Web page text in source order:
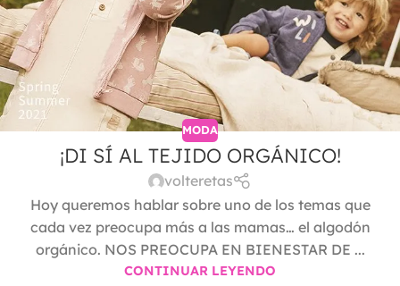
MODA
¡DI SÍ AL TEJIDO ORGÁNICO!
volteretas
Hoy queremos hablar sobre uno de los temas que
cada vez preocupa más a las mamas… el algodón
orgánico. NOS PREOCUPA EN BIENESTAR DE ...
CONTINUAR LEYENDO